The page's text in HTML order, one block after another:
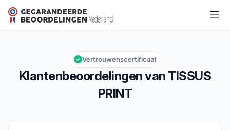
TISSUS PRINT
Algemene beoordeling: 9,5 van 10
9,5/10
Klantenbeoordelingen van TISSUS
PRINT
Vertrouwenscertificaat